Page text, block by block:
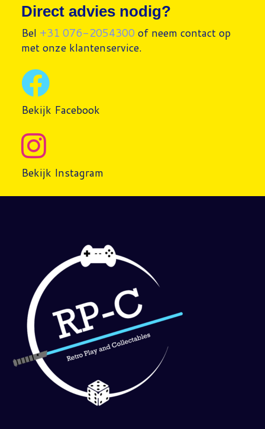
Direct advies nodig?
Bel +31 076-2054300 of neem contact op
met onze klantenservice.
Bekijk Facebook
Bekijk Instagram